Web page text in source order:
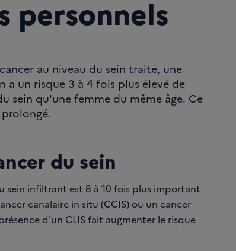
personnels
au niveau du sein traité, une
a un risque 3 à 4 fois plus élevé de
sein qu'une femme du même âge. Ce
du sein
sein infiltrant est 8 à 10 fois plus important
canalaire in situ (CCIS) ou un cancer
d'un CLIS fait augmenter le risque